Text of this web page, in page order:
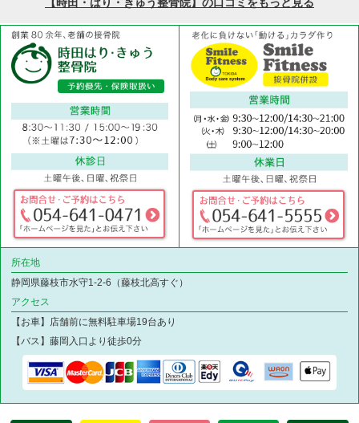
所在地
静岡県藤枝市水守1-2-6（藤枝北高すぐ）
アクセス
【お車】店舗前に無料駐車場19台あり
【バス】藤岡入口より徒歩0分